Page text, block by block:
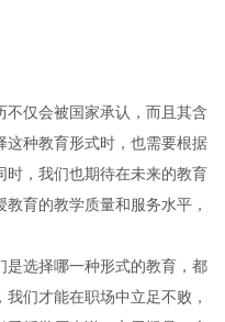
不仅会被国家承认，而且其含
这种教育形式时，也需要根据
时，我们也期待在未来的教育
育的教学质量和服务水平，
是选择哪一种形式的教育，都
们才能在职场中立足不败，